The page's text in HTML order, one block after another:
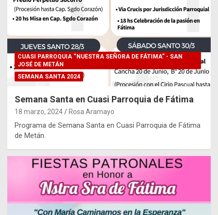
CUASI PARROQUIA “NUESTRA SEÑORA DE FÁTIMA” - SAN
JOSÉ DE METÁN
SEMANA SANTA 2024
Semana Santa en Cuasi Parroquia de Fátima
18 marzo, 2024 Rosa Aramayo
Programa de Semana Santa en Cuasi Parroquia de Fátima
de Metán.